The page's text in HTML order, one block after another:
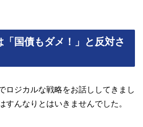
「国債もダメ！」と反対さ
ロジカルな戦略をお話ししてきまし
すんなりとはいきませんでした。